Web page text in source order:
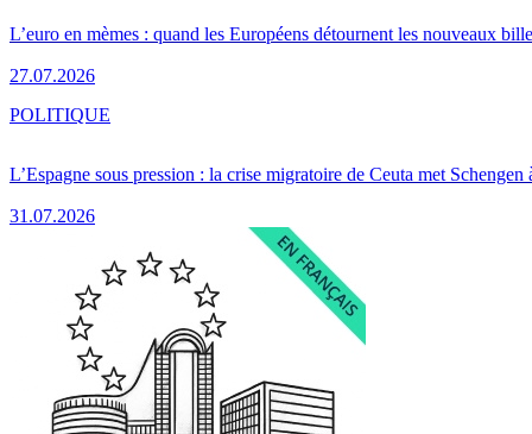
L’euro en mèmes : quand les Européens détournent les nouveaux
27.07.2026
L’Espagne sous pression : la crise migratoire de Ceuta met Schengen
31.07.2026
POLITIQUE